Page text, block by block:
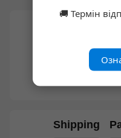
Shipping
🚚 Термін